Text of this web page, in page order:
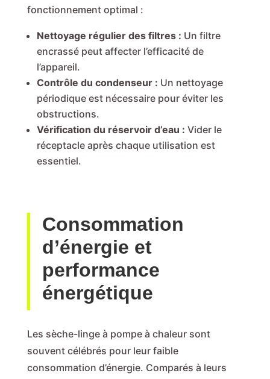
fonctionnement optimal :
Nettoyage régulier des filtres : Un filtre
encrassé peut affecter l’efficacité de
l’appareil.
Contrôle du condenseur : Un nettoyage
périodique est nécessaire pour éviter les
obstructions.
Vérification du réservoir d’eau : Vider le
réceptacle après chaque utilisation est
essentiel.
Consommation
d’énergie et
performance
énergétique
Les sèche-linge à pompe à chaleur sont
souvent célébrés pour leur faible
consommation d’énergie. Comparés à leurs